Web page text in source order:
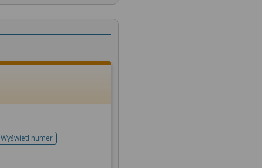
Wyświetl numertelefonu do rejestracji